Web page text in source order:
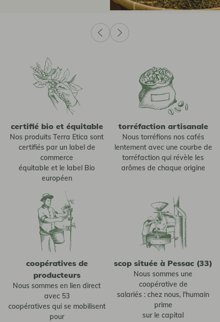
certifié bio et équitable
Nos produits Terra Etica sont
certifiés par un label de
commerce
équitable et le label Bio
européen
torréfaction artisanale
Nous torréfions nos cafés
lentement avec une courbe de
torréfaction qui révèle les
arômes de chaque origine
coopératives de
producteurs
Nous sommes en lien direct
avec 53
coopératives qui se mobilisent
pour
scop située à Pessac (33)
Nous sommes une
coopérative de
salariés : chez nous, l'humain
prime
sur le capital